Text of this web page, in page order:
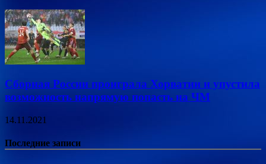
Сборная России проиграла Хорватии и упустила
возможность напрямую попасть на ЧМ
14.11.2021
Последние записи